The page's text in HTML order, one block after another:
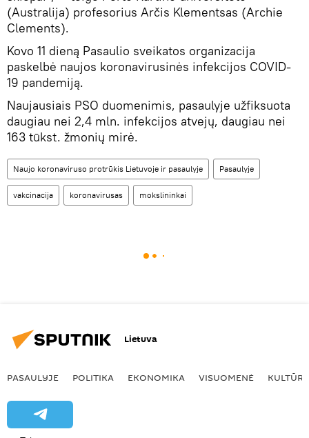
(Australija) profesorius Arčis Klementsas (Archie
Clements).
Kovo 11 dieną Pasaulio sveikatos organizacija
paskelbė naujos koronavirusinės infekcijos COVID-
19 pandemiją.
Naujausiais PSO duomenimis, pasaulyje užfiksuota
daugiau nei 2,4 mln. infekcijos atvejų, daugiau nei
163 tūkst. žmonių mirė.
Naujo koronaviruso protrūkis Lietuvoje ir pasaulyje Pasaulyje
vakcinacija koronavirusas mokslininkai
Lietuva
PASAULYJE POLITIKA EKONOMIKA VISUOMENĖ KULTŪRA